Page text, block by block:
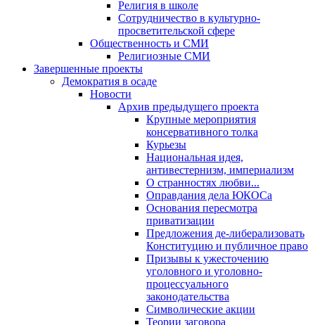
Религия в школе
Сотрудничество в культурно-
просветительской сфере
Общественность и СМИ
Религиозные СМИ
Завершенные проекты
Демократия в осаде
Новости
Архив предыдущего проекта
Крупные мероприятия
консервативного толка
Курьезы
Национальная идея,
антивестернизм, империализм
О странностях любви...
Оправдания дела ЮКОСа
Основания пересмотра
приватизации
Предложения де-либерализовать
Конституцию и публичное право
Призывы к ужесточению
уголовного и уголовно-
процессуального
законодательства
Символические акции
Теории заговора